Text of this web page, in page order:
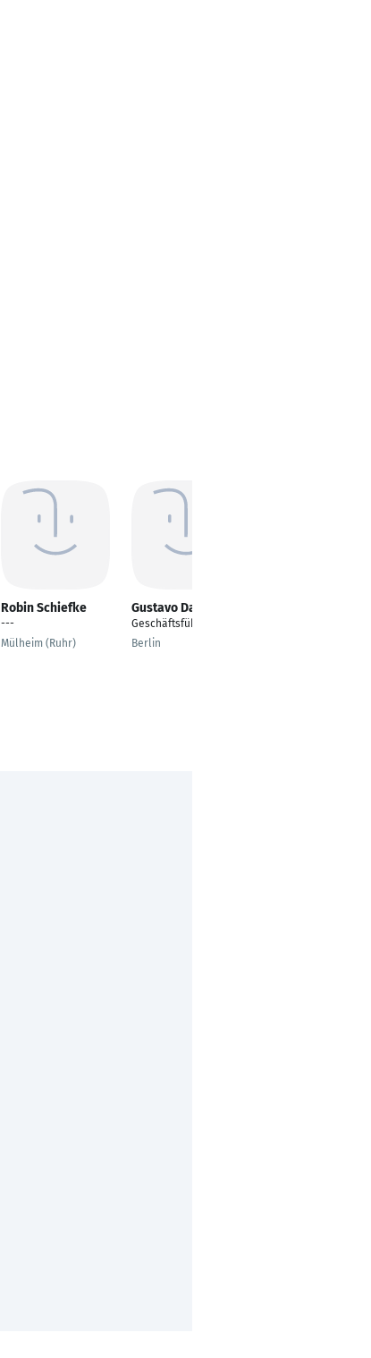
Robin Schiefke
---
Mülheim (Ruhr)
Gustavo Da Silva
Geschäftsführer
Berlin